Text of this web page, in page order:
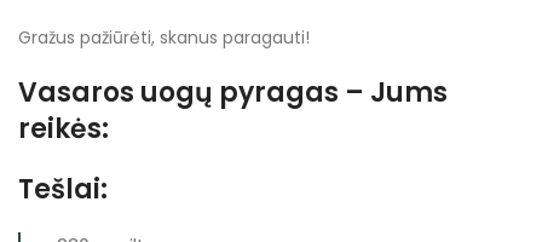
Gražus pažiūrėti, skanus paragauti!
Vasaros uogų pyragas – Jums
reikės:
Tešlai: